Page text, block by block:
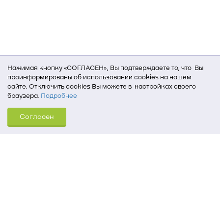
Нажимая кнопку «СОГЛАСЕН», Вы подтверждаете то, что Вы
проинформированы об использовании cookies на нашем
сайте. Отключить cookies Вы можете в настройках своего
браузера. Подробнее
Для того, чтобы мы могли качественно предоставить Вам
услуги, мы используем cookies, которые сохраняются
на Вашем компьютере (Сведения о местоположении; ip-адрес;
Согласен